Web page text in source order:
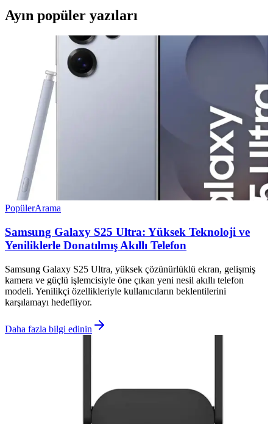
Ayın popüler yazıları
PopülerArama
Samsung Galaxy S25 Ultra: Yüksek Teknoloji ve
Yeniliklerle Donatılmış Akıllı Telefon
Samsung Galaxy S25 Ultra, yüksek çözünürlüklü ekran, gelişmiş
kamera ve güçlü işlemcisiyle öne çıkan yeni nesil akıllı telefon
modeli. Yenilikçi özellikleriyle kullanıcıların beklentilerini
karşılamayı hedefliyor.
Daha fazla bilgi edinin